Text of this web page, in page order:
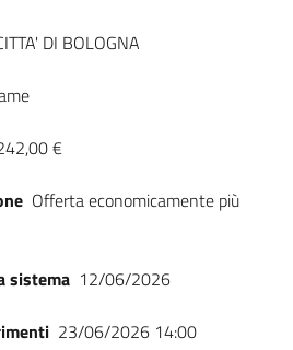
DI BOLOGNA
€
Offerta economicamente più
sistema 12/06/2026
23/06/2026 14:00